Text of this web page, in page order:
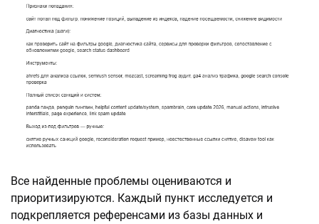
Все найденные проблемы оцениваются и
приоритизируются. Каждый пункт исследуется и
подкрепляется референсами из базы данных и